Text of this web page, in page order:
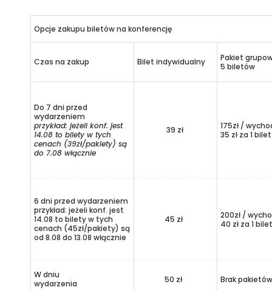
Opcje zakupu biletów na konferencję
Czas na zakup Bilet indywidualny
Pakiet
5 biletów
Do 7 dni przed
wydarzeniem
przykład: jeżeli konf. jest
14.08 to bilety w tych
cenach (39zł/pakiety) są
do 7.08 włącznie
39 zł
175zł /
35 zł za 1 bilet
6 dni przed wydarzeniem
przykład: jeżeli konf. jest
14.08 to bilety w tych
cenach (45zł/pakiety) są
od 8.08 do 13.08 włącznie
45 zł
200zł /
40 zł za 1 bilet
W dniu
wydarzenia
50 zł Brak pakietów